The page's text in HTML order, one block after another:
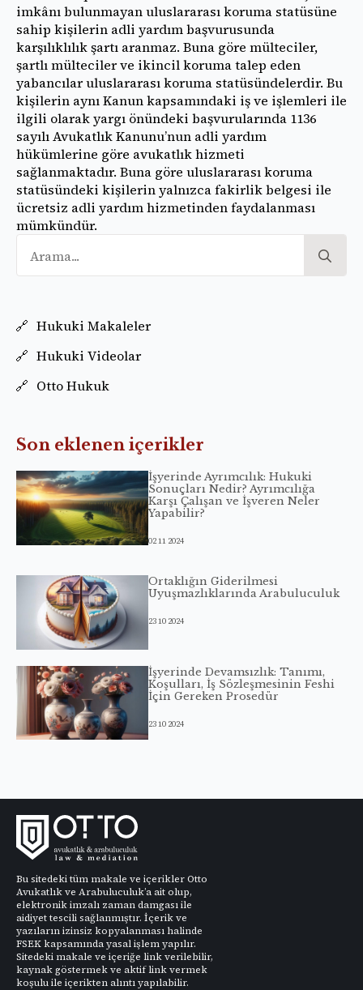
imkânı bulunmayan uluslararası koruma statüsüne
sahip kişilerin adli yardım başvurusunda
karşılıklılık şartı aranmaz. Buna göre mülteciler,
şartlı mülteciler ve ikincil koruma talep eden
yabancılar uluslararası koruma statüsündelerdir. Bu
kişilerin aynı Kanun kapsamındaki iş ve işlemleri ile
ilgili olarak yargı önündeki başvurularında 1136
sayılı Avukatlık Kanunu’nun adli yardım
hükümlerine göre avukatlık hizmeti
sağlanmaktadır. Buna göre uluslararası koruma
statüsündeki kişilerin yalnızca fakirlik belgesi ile
ücretsiz adli yardım hizmetinden faydalanması
mümkündür.
Hukuki Makaleler
Hukuki Videolar
Otto Hukuk
Son eklenen içerikler
İşyerinde Ayrımcılık: Hukuki
Sonuçları Nedir? Ayrımcılığa
Karşı Çalışan ve İşveren Neler
Yapabilir?
02 11 2024
Ortaklığın Giderilmesi
Uyuşmazlıklarında Arabuluculuk
23 10 2024
İşyerinde Devamsızlık: Tanımı,
Koşulları, İş Sözleşmesinin Feshi
İçin Gereken Prosedür
23 10 2024
Bu sitedeki tüm makale ve içerikler Otto
Avukatlık ve Arabuluculuk’a ait olup,
elektronik imzalı zaman damgası ile
aidiyet tescili sağlanmıştır. İçerik ve
yazıların izinsiz kopyalanması halinde
FSEK kapsamında yasal işlem yapılır.
Sitedeki makale ve içeriğe link verilebilir,
kaynak göstermek ve aktif link vermek
koşulu ile içerikten alıntı yapılabilir.